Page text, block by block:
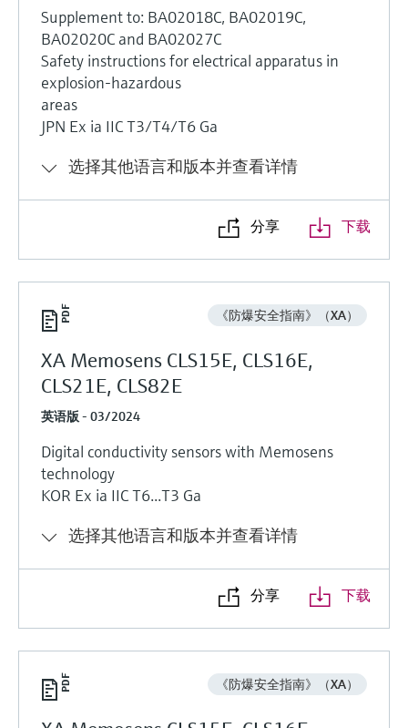
Supplement to: BA02018C, BA02019C,
BA02020C and BA02027C
Safety instructions for electrical apparatus in
explosion-hazardous
areas
JPN Ex ia IIC T3/T4/T6 Ga
选择其他语言和版本并查看详情
分享 下载
《防爆安全指南》（XA）
XA Memosens CLS15E, CLS16E,
CLS21E, CLS82E
英语版 - 03/2024
Digital conductivity sensors with Memosens
technology
KOR Ex ia IIC T6...T3 Ga
选择其他语言和版本并查看详情
分享 下载
《防爆安全指南》（XA）